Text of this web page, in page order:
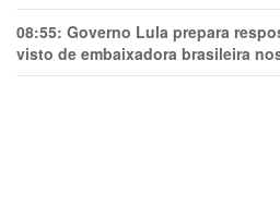
08:55: Governo Lula prepara
visto de embaixadora brasileira